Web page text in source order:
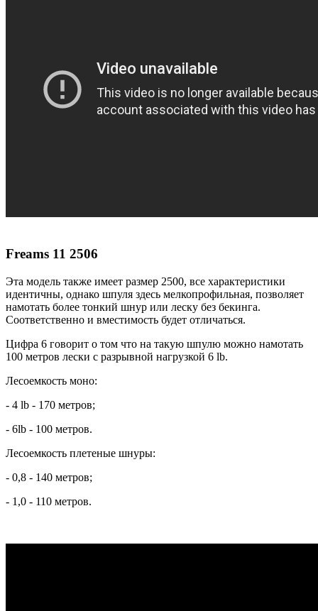
Freams 11 2506
Эта модель также имеет размер 2500, все характеристики
идентичны, однако шпуля здесь мелкопрофильная, позволяет
намотать более тонкий шнур или леску без бекинга.
Соответственно и вместимость будет отличаться.
Цифра 6 говорит о том что на такую шпулю можно намотать
100 метров лески с разрывной нагрузкой 6 lb.
Лесоемкость моно:
- 4 lb - 170 метров;
- 6lb - 100 метров.
Лесоемкость плетеные шнуры:
- 0,8 - 140 метров;
- 1,0 - 110 метров.